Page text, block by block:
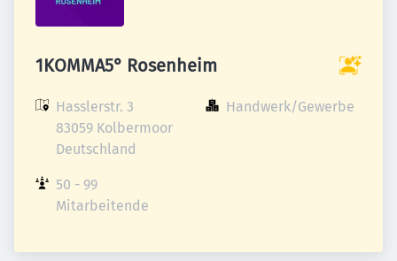
1KOMMA5° Rosenheim
Hasslerstr. 3
83059 Kolbermoor
Deutschland
Handwerk/Gewerbe
50 - 99
Mitarbeitende